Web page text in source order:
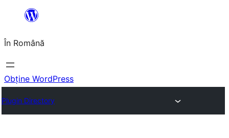
conținut
În Română
Obține WordPress
Plugin Directory